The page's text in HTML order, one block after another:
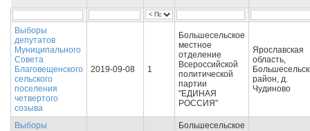
Выборы
депутатов
Муниципального
Совета
Благовещенского
сельского
поселения
четвертого
созыва
2019-09-08 1
Большесельское
местное
отделение
Всероссийской
политической
партии
"ЕДИНАЯ
РОССИЯ"
Ярославская
область,
район, д.
Чудиново
Выборы
Большесельское